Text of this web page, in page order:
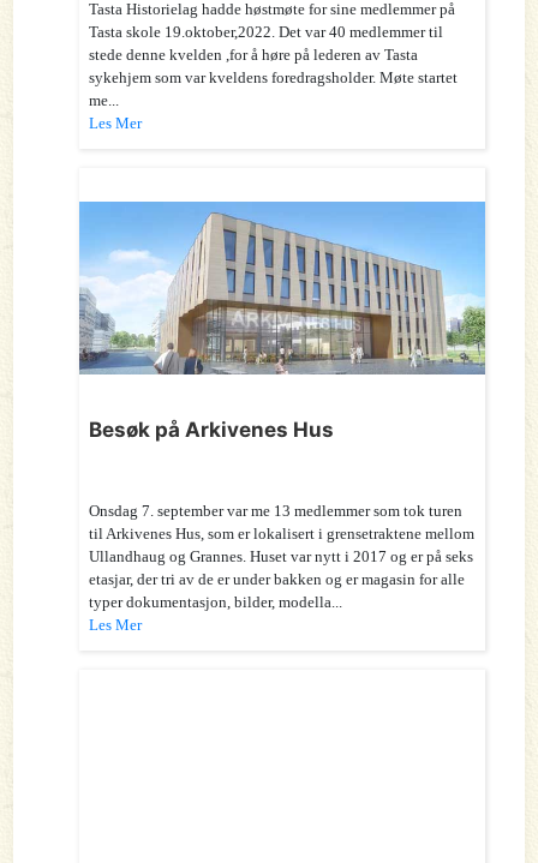
Tasta Historielag hadde høstmøte for sine medlemmer på
Tasta skole 19.oktober,2022. Det var 40 medlemmer til
stede denne kvelden ,for å høre på lederen av Tasta
sykehjem som var kveldens foredragsholder. Møte startet
me...
Les Mer
Besøk på Arkivenes Hus
Onsdag 7. september var me 13 medlemmer som tok turen
til Arkivenes Hus, som er lokalisert i grensetraktene mellom
Ullandhaug og Grannes. Huset var nytt i 2017 og er på seks
etasjar, der tri av de er under bakken og er magasin for alle
typer dokumentasjon, bilder, modella...
Les Mer